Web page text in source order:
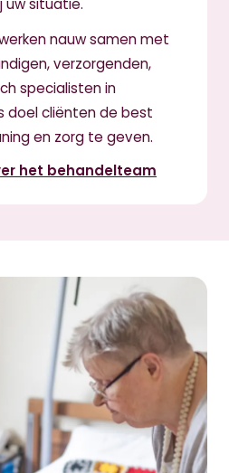
uw situatie.
nauw samen met
verzorgenden,
specialisten in
doel cliënten de best
en zorg te geven.
het behandelteam